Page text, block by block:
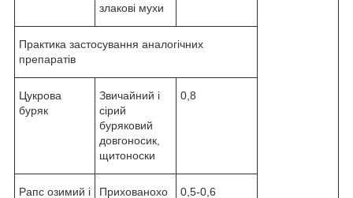
злакові мухи
Практика застосування аналогічних
препаратів
Цукрова
буряк
Звичайний і
сірий
буряковий
довгоносик,
щитоноски
0,8
Рапс озимий і Прихованохо 0,5-0,6